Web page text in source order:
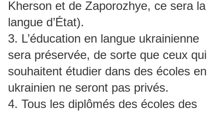
Kherson et de Zaporozhye, ce sera la
langue d’État).
3. L’éducation en langue ukrainienne
sera préservée, de sorte que ceux qui
souhaitent étudier dans des écoles en
ukrainien ne seront pas privés.
4. Tous les diplômés des écoles des